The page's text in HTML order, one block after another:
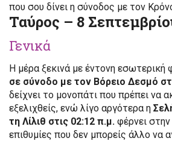
που σου δίνει η σύνοδος με τον
Ταύρος – 8
Γενικά
Η μέρα ξεκινά με έντονη εσωτερική
σε σύνοδο με τον Βόρειο Δεσμό
δείχνει το μονοπάτι που πρέπει να
εξελιχθείς, ενώ λίγο αργότερα η
τη Λίλιθ στις 02:12 π.μ. φέρνει
επιθυμίες που δεν μπορείς άλλο να